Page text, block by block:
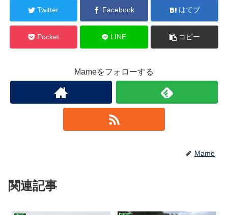
Twitter Facebook はてブ
Pocket LINE コピー
Mameをフォローする
Mame
関連記事